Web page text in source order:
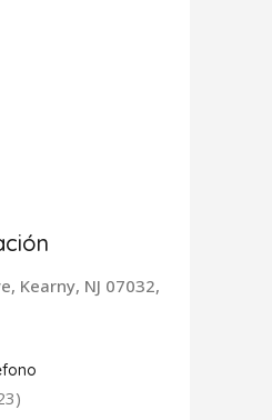
Kearny, NJ 07032,